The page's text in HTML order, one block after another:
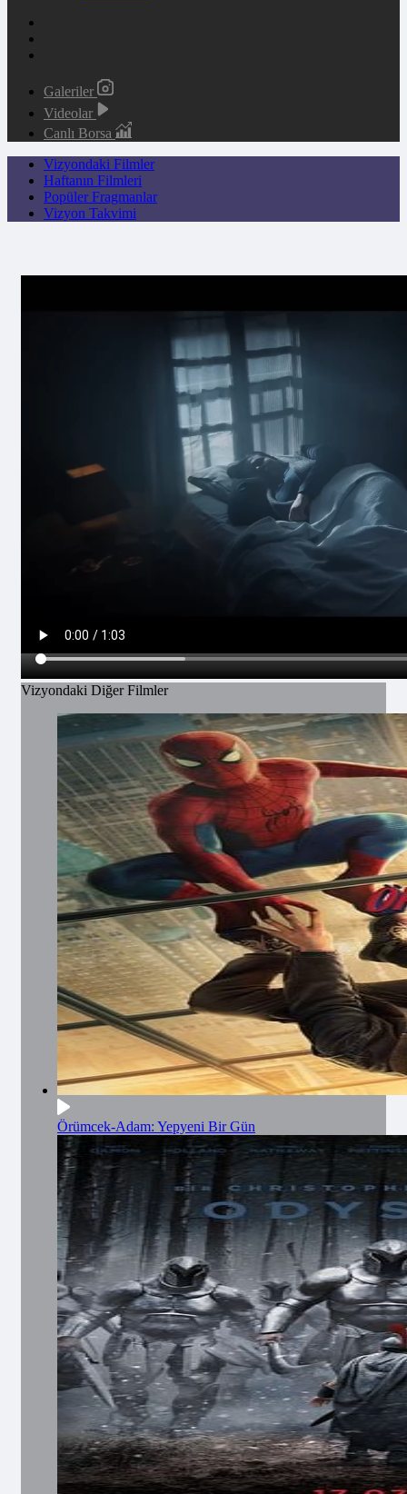
Galeriler
Videolar
Canlı Borsa
Vizyondaki Filmler
Haftanın Filmleri
Popüler Fragmanlar
Vizyon Takvimi
Vizyondaki Diğer Filmler
Örümcek-Adam: Yepyeni Bir Gün